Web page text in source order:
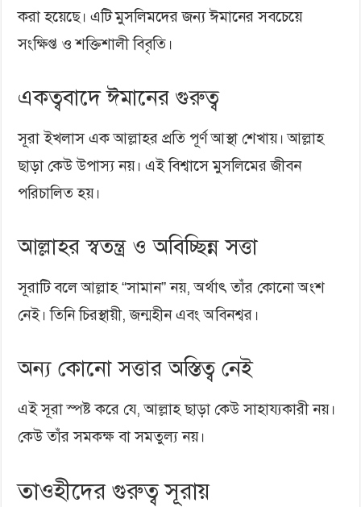
করা হয়েছে। এটি মুসলিমদের জন্য ঈমানের সবচেয়ে
সংক্ষিপ্ত ও শক্তিশালী বিবৃতি।
একত্ববাদে ঈমানের গুরুত্ব
সূরা ইখলাস এক আল্লাহর প্রতি পূর্ণ আস্থা শেখায়। আল্লাহ
ছাড়া কেউ উপাস্য নয়। এই বিশ্বাসে মুসলিমের জীবন
পরিচালিত হয়।
আল্লাহর স্বতন্ত্র ও অবিচ্ছিন্ন সত্তা
সূরাটি বলে আল্লাহ “সামান” নয়, অর্থাৎ তাঁর কোনো অংশ
নেই। তিনি চিরস্থায়ী, জন্মহীন এবং অবিনশ্বর।
অন্য কোনো সত্তার অস্তিত্ব নেই
এই সূরা স্পষ্ট করে যে, আল্লাহ ছাড়া কেউ সাহায্যকারী নয়।
কেউ তাঁর সমকক্ষ বা সমতুল্য নয়।
তাওহীদের গুরুত্ব সূরায়